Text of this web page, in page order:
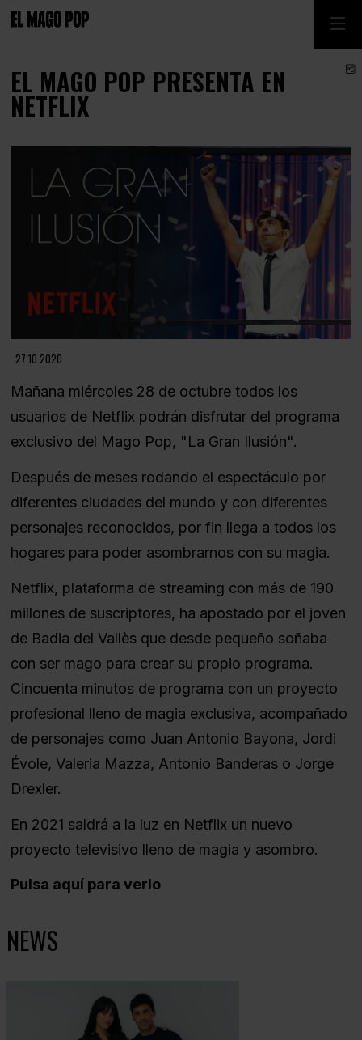
EL MAGO POP PRESENTA EN
NETFLIX
27.10.2020
Mañana miércoles 28 de octubre todos los
usuarios de Netflix podrán disfrutar del programa
exclusivo del Mago Pop, "La Gran Ilusión".
Después de meses rodando el espectáculo por
diferentes ciudades del mundo y con diferentes
personajes reconocidos, por fin llega a todos los
hogares para poder asombrarnos con su magia.
Netflix, plataforma de streaming con más de 190
millones de suscriptores, ha apostado por el joven
de Badia del Vallès que desde pequeño soñaba
con ser mago para crear su propio programa.
Cincuenta minutos de programa con un proyecto
profesional lleno de magia exclusiva, acompañado
de personajes como Juan Antonio Bayona, Jordi
Évole, Valeria Mazza, Antonio Banderas o Jorge
Drexler.
En 2021 saldrá a la luz en Netflix un nuevo
proyecto televisivo lleno de magia y asombro.
Pulsa aquí para verlo
NEWS